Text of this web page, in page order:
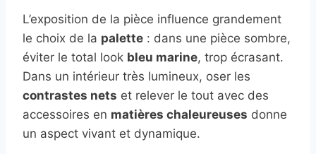
L’exposition de la pièce influence grandement
le choix de la palette : dans une pièce sombre,
éviter le total look bleu marine, trop écrasant.
Dans un intérieur très lumineux, oser les
contrastes nets et relever le tout avec des
accessoires en matières chaleureuses donne
un aspect vivant et dynamique.